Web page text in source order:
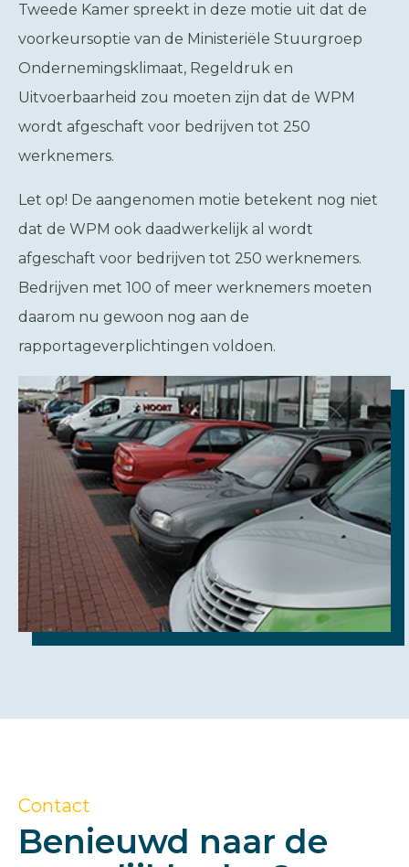
Tweede Kamer spreekt in deze motie uit dat de
voorkeursoptie van de Ministeriële Stuurgroep
Ondernemingsklimaat, Regeldruk en
Uitvoerbaarheid zou moeten zijn dat de WPM
wordt afgeschaft voor bedrijven tot 250
werknemers.
Let op! De aangenomen motie betekent nog niet
dat de WPM ook daadwerkelijk al wordt
afgeschaft voor bedrijven tot 250 werknemers.
Bedrijven met 100 of meer werknemers moeten
daarom nu gewoon nog aan de
rapportageverplichtingen voldoen.
Contact
Benieuwd naar de